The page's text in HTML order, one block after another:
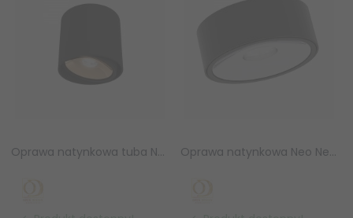
Oprawa natynkowa tuba Neo Nero Mobile / Ufo Gold Orlicki Design OR83934 Oprawa natynkowa Neo Nero Slim LED / Ufo Cromo Orlicki Design OR84009